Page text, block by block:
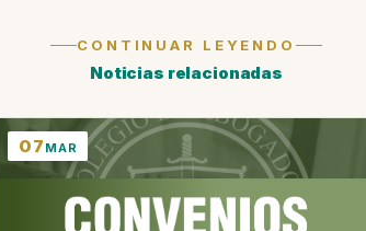
CONTINUAR LEYENDO
Noticias relacionadas
07 MAR